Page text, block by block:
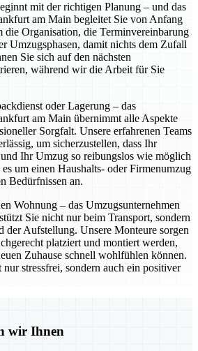
mit der richtigen Planung – und das
am Main begleitet Sie von Anfang
die Organisation, die Terminvereinbarung
Umzugsphasen, damit nichts dem Zufall
Sie sich auf den nächsten
während wir die Arbeit für Sie
oder Lagerung – das
am Main übernimmt alle Aspekte
Sorgfalt. Unsere erfahrenen Teams
um sicherzustellen, dass Ihr
Ihr Umzug so reibungslos wie möglich
um einen Haushalts- oder Firmenumzug
Bedürfnissen an.
Wohnung – das Umzugsunternehmen
Sie nicht nur beim Transport, sondern
der Aufstellung. Unsere Monteure sorgen
platziert und montiert werden,
Zuhause schnell wohlfühlen können.
stressfrei, sondern auch ein positiver
wir Ihnen